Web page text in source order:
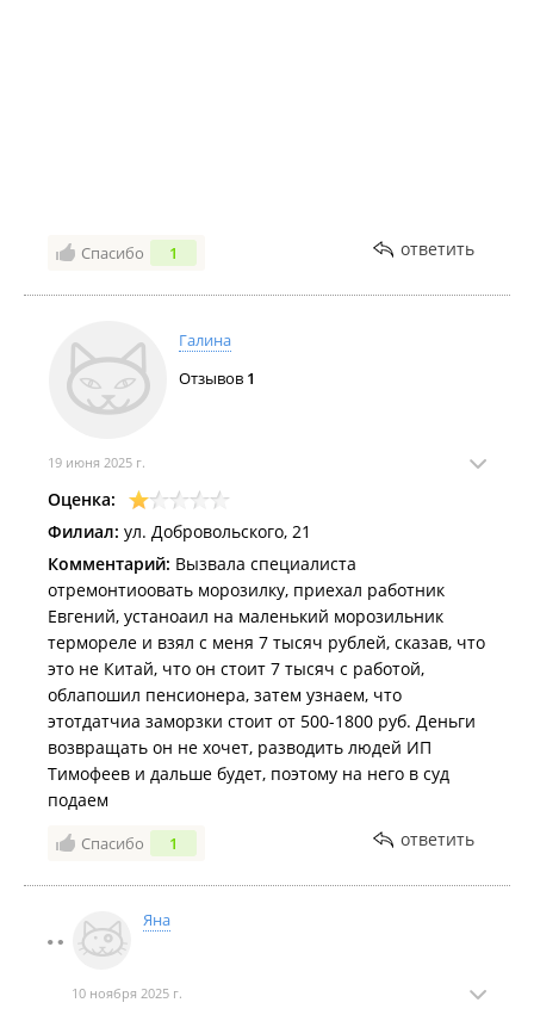
Спасибо 1 ответить
Галина
Отзывов 1
19 июня 2025 г.
Оценка:
Филиал: ул. Добровольского, 21
Комментарий: Вызвала специалиста
отремонтиоовать морозилку, приехал работник
Евгений, устаноаил на маленький морозильник
термореле и взял с меня 7 тысяч рублей, сказав, что
это не Китай, что он стоит 7 тысяч с работой,
облапошил пенсионера, затем узнаем, что
этотдатчиа заморзки стоит от 500-1800 руб. Деньги
возвращать он не хочет, разводить людей ИП
Тимофеев и дальше будет, поэтому на него в суд
подаем
Спасибо 1 ответить
Яна
10 ноября 2025 г.